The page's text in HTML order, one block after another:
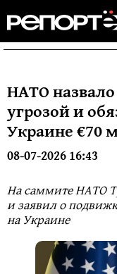
НАТО
угрозой и
Украине €70
08-07-2026 16:43
На саммите НАТО
и заявил о
на Украине